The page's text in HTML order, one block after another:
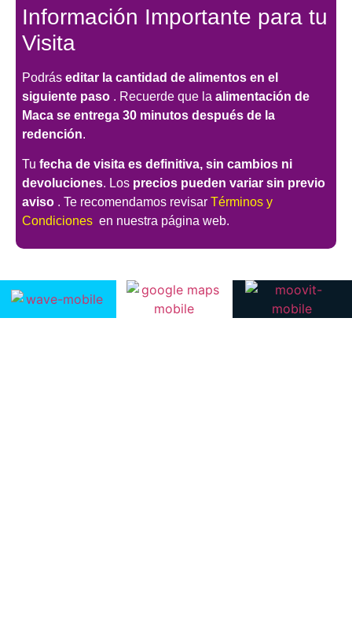
Información Importante para tu
Visita
Podráseditar la cantidad de alimentos en el
siguiente paso . Recuerde que laalimentación de
Maca se entrega 30 minutos después de la
redención.
Tufecha de visita es definitiva, sin cambios ni
devoluciones. Los precios pueden variar sin previo
aviso . Te recomendamos revisarTérminos y
Condiciones en nuestra página web.